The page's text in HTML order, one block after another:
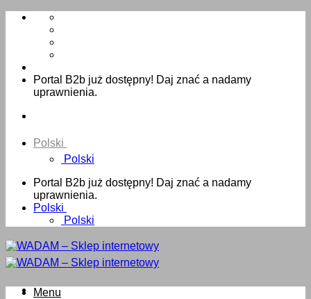
Skip
Portal B2b już dostępny! Daj znać a nadamy
uprawnienia.
Polski
Polski
Portal B2b już dostępny! Daj znać a nadamy
uprawnienia.
Polski
Polski
Menu